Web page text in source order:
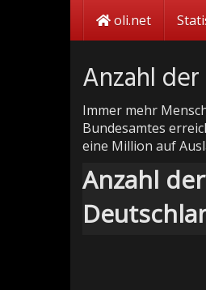
oli.net
Anzahl
Immer mehr
Bundesamtes
eine Million auf
Anzahl